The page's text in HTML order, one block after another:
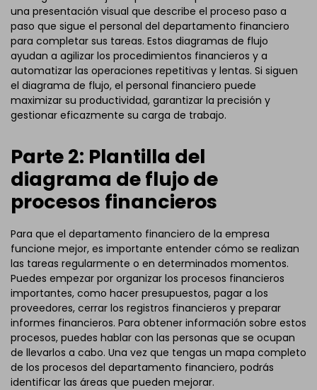
una presentación visual que describe el proceso paso a
paso que sigue el personal del departamento financiero
para completar sus tareas. Estos diagramas de flujo
ayudan a agilizar los procedimientos financieros y a
automatizar las operaciones repetitivas y lentas. Si siguen
el diagrama de flujo, el personal financiero puede
maximizar su productividad, garantizar la precisión y
gestionar eficazmente su carga de trabajo.
Parte 2: Plantilla del
diagrama de flujo de
procesos financieros
Para que el departamento financiero de la empresa
funcione mejor, es importante entender cómo se realizan
las tareas regularmente o en determinados momentos.
Puedes empezar por organizar los procesos financieros
importantes, como hacer presupuestos, pagar a los
proveedores, cerrar los registros financieros y preparar
informes financieros. Para obtener información sobre estos
procesos, puedes hablar con las personas que se ocupan
de llevarlos a cabo. Una vez que tengas un mapa completo
de los procesos del departamento financiero, podrás
identificar las áreas que pueden mejorar.